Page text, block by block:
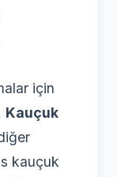
için
Kauçuk
kauçuk